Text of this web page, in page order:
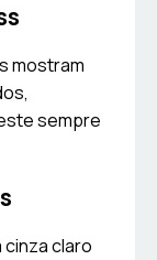
mostram
sempre
cinza claro